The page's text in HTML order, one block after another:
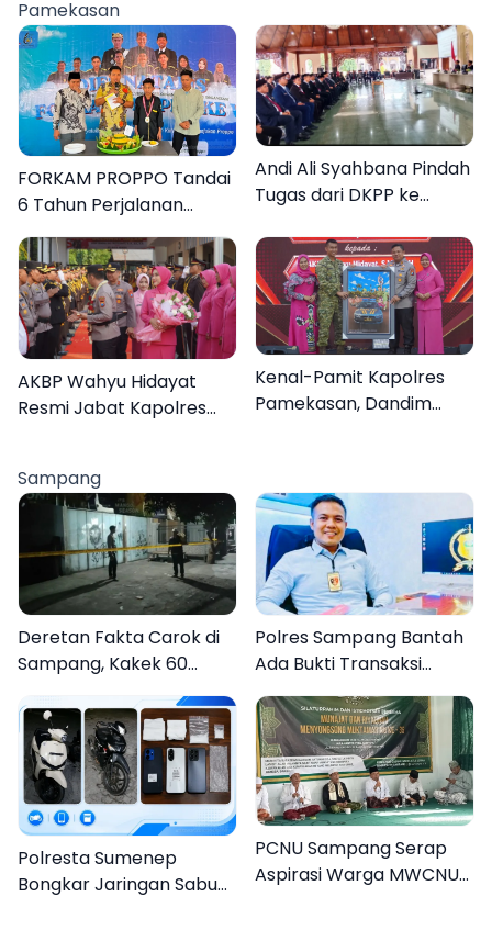
Pamekasan
FORKAM PROPPO Tandai
6 Tahun Perjalanan
dengan Peluncuran Mars,
Hymne, dan Buku
Organisasi
Andi Ali Syahbana Pindah
Tugas dari DKPP ke
AKBP Wahyu Hidayat
Resmi Jabat Kapolres
Kenal-Pamit Kapolres
Pamekasan, Dandim
Sampang
Deretan Fakta Carok di
Sampang, Kakek 60
Pria
Polres Sampang Bantah
Ada Bukti Transaksi
Anak 27 Tersangka
Polresta Sumenep
Bongkar Jaringan Sabu
PCNU Sampang Serap
Aspirasi Warga MWCNU